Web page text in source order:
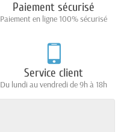
Paiement sécurisé
Paiement en ligne 100% sécurisé
Service client
Du lundi au vendredi de 9h à 18h